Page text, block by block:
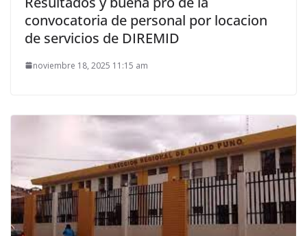
convocatoria de personal por locacion
de servicios de DIREMID
noviembre 18, 2025 11:15 am